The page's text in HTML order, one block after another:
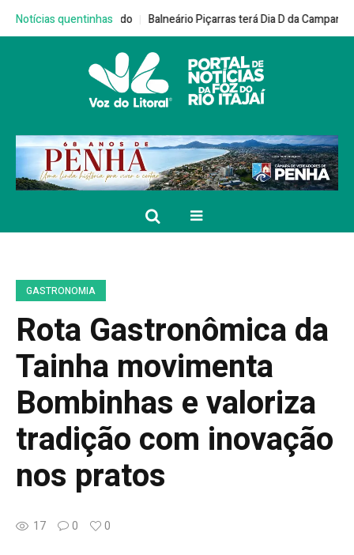
Notícias quentinhas
Piçarras terá Dia D da Campanha Multivacinação no dia 22 de
GASTRONOMIA
Rota Gastronômica da
Tainha movimenta
Bombinhas e valoriza
tradição com inovação
nos pratos
17 0 0